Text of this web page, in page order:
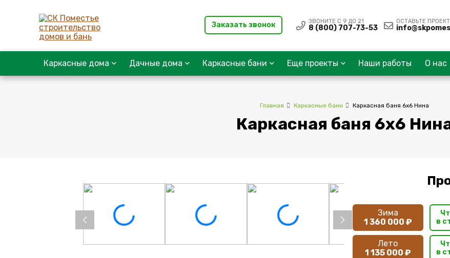
Заказать звонок ЗВОНИТЕ С 9 ДО 21
8 (800) 707-73-53
ОСТАВЬТЕ
Каркасные дома Дачные дома Каркасные бани Еще проекты Наши работы О нас
Каркасная баня 6х6
Главная Каркасные бани Каркасная баня 6х6 Нина
Зима
1 360 000 ₽
в
Лето
1 135 000 ₽
в